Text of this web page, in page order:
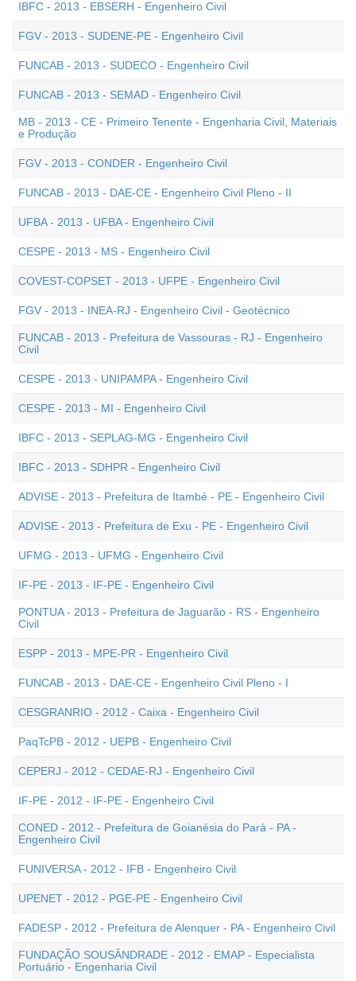
IBFC - 2013 - EBSERH - Engenheiro Civil
FGV - 2013 - SUDENE-PE - Engenheiro Civil
FUNCAB - 2013 - SUDECO - Engenheiro Civil
FUNCAB - 2013 - SEMAD - Engenheiro Civil
MB - 2013 - CE - Primeiro Tenente - Engenharia Civil, Materiais
e Produção
FGV - 2013 - CONDER - Engenheiro Civil
FUNCAB - 2013 - DAE-CE - Engenheiro Civil Pleno - II
UFBA - 2013 - UFBA - Engenheiro Civil
CESPE - 2013 - MS - Engenheiro Civil
COVEST-COPSET - 2013 - UFPE - Engenheiro Civil
FGV - 2013 - INEA-RJ - Engenheiro Civil - Geotécnico
FUNCAB - 2013 - Prefeitura de Vassouras - RJ - Engenheiro
Civil
CESPE - 2013 - UNIPAMPA - Engenheiro Civil
CESPE - 2013 - MI - Engenheiro Civil
IBFC - 2013 - SEPLAG-MG - Engenheiro Civil
IBFC - 2013 - SDHPR - Engenheiro Civil
ADVISE - 2013 - Prefeitura de Itambé - PE - Engenheiro Civil
ADVISE - 2013 - Prefeitura de Exu - PE - Engenheiro Civil
UFMG - 2013 - UFMG - Engenheiro Civil
IF-PE - 2013 - IF-PE - Engenheiro Civil
PONTUA - 2013 - Prefeitura de Jaguarão - RS - Engenheiro
Civil
ESPP - 2013 - MPE-PR - Engenheiro Civil
FUNCAB - 2013 - DAE-CE - Engenheiro Civil Pleno - I
CESGRANRIO - 2012 - Caixa - Engenheiro Civil
PaqTcPB - 2012 - UEPB - Engenheiro Civil
CEPERJ - 2012 - CEDAE-RJ - Engenheiro Civil
IF-PE - 2012 - IF-PE - Engenheiro Civil
CONED - 2012 - Prefeitura de Goianésia do Pará - PA -
Engenheiro Civil
FUNIVERSA - 2012 - IFB - Engenheiro Civil
UPENET - 2012 - PGE-PE - Engenheiro Civil
FADESP - 2012 - Prefeitura de Alenquer - PA - Engenheiro Civil
FUNDAÇÃO SOUSÂNDRADE - 2012 - EMAP - Especialista
Portuário - Engenharia Civil